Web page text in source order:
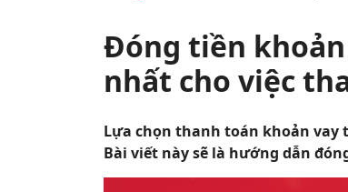
Đóng tiền
nhất cho việc
Lựa chọn thanh toán khoản
Bài viết này sẽ là hướng dẫn